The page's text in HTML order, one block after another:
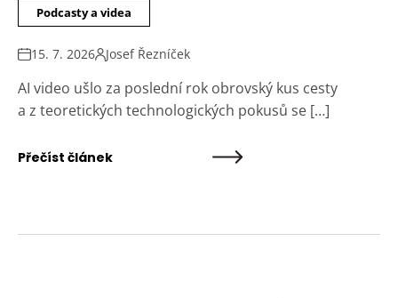
Podcasty a videa
15. 7. 2026 Josef Řezníček
AI video ušlo za poslední rok obrovský kus cesty
a z teoretických technologických pokusů se […]
Přečíst článek